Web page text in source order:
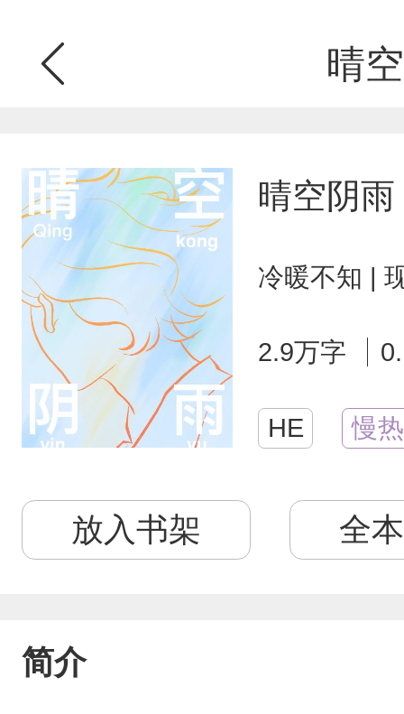
晴
晴空阴雨
冷暖不知 |
2.9万字
HE 慢热
放入书架 全
简介